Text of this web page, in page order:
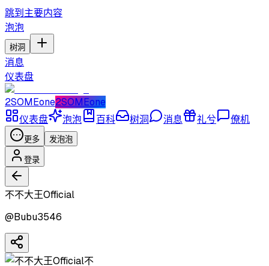
跳到主要内容
泡泡
树洞
消息
仪表盘
2SOMEone2SOMEone
仪表盘
泡泡 百科 树洞 消息 礼兮 僚机
更多 发泡泡
登录
不不大王Official
@Bubu3546
不